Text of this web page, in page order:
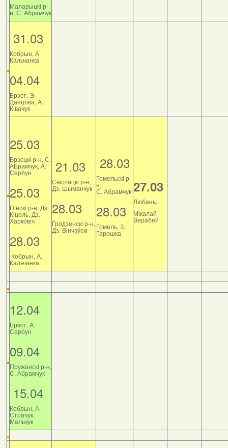
Маларыцкі р-
н, С. Абрамчук
31.03
Кобрын, А.
Кальчанка
04.04
Брэст, Э.
Данцова, А.
Ківачук
25.03
Брэсцкі р-н, С.
АБрамчук, А.
Сербун
25.03
Пінскі р-н, Дз.
Кіцель, Дз.
Харковіч
28.03
Кобрын, А.
Кальчанка
21.03
Свіслацкі р-н,
Дз. Шыманчук
28.03
Гродзенскі р-н,
Дз. Вінчэўскі
28.03
Гомельскі р-
н,
С. Абрамчук
28.03
Гомель, З.
Гарошка
27.03
Любань,
Мікалай
Верабей
12.04
Брэст, А.
Сербун
09.04
Пружанскі р-н,
С. Абрамчук
15.04
Кобрын, А.
Страчук,
Мальчук